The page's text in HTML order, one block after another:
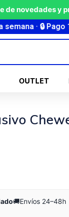
de novedades y
Pago 100%
OUTLET
🚚Envíos 24–48h